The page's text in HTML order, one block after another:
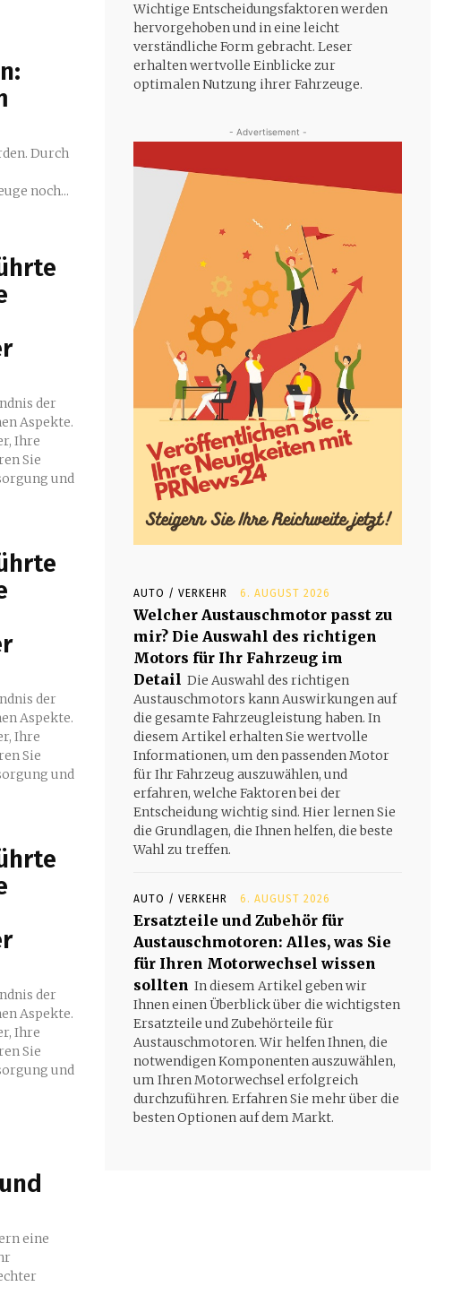
Durch
noch...
der
Aspekte.
Ihre
Sie
und
der
Aspekte.
Ihre
Sie
und
der
Aspekte.
Ihre
Sie
und
eine
Wichtige Entscheidungsfaktoren werden
hervorgehoben und in eine leicht
verständliche Form gebracht. Leser
erhalten wertvolle Einblicke zur
optimalen Nutzung ihrer Fahrzeuge.
- Advertisement -
AUTO / VERKEHR 6. AUGUST 2026
Welcher Austauschmotor passt zu
mir? Die Auswahl des richtigen
Motors für Ihr Fahrzeug im
Detail Die Auswahl des richtigen
Austauschmotors kann Auswirkungen auf
die gesamte Fahrzeugleistung haben. In
diesem Artikel erhalten Sie wertvolle
Informationen, um den passenden Motor
für Ihr Fahrzeug auszuwählen, und
erfahren, welche Faktoren bei der
Entscheidung wichtig sind. Hier lernen Sie
die Grundlagen, die Ihnen helfen, die beste
Wahl zu treffen.
AUTO / VERKEHR 6. AUGUST 2026
Ersatzteile und Zubehör für
Austauschmotoren: Alles, was Sie
für Ihren Motorwechsel wissen
sollten In diesem Artikel geben wir
Ihnen einen Überblick über die wichtigsten
Ersatzteile und Zubehörteile für
Austauschmotoren. Wir helfen Ihnen, die
notwendigen Komponenten auszuwählen,
um Ihren Motorwechsel erfolgreich
durchzuführen. Erfahren Sie mehr über die
besten Optionen auf dem Markt.